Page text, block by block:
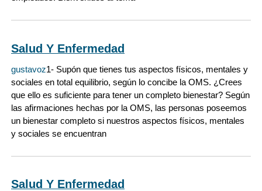
Salud Y Enfermedad
gustavoz1- Supón que tienes tus aspectos físicos, mentales y
sociales en total equilibrio, según lo concibe la OMS. ¿Crees
que ello es suficiente para tener un completo bienestar? Según
las afirmaciones hechas por la OMS, las personas poseemos
un bienestar completo si nuestros aspectos físicos, mentales
y sociales se encuentran
Salud Y Enfermedad